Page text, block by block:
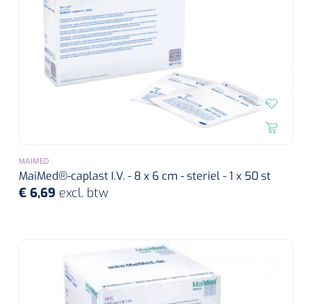
MAIMED
MaiMed®-caplast I.V. - 8 x 6 cm - steriel - 1 x 50 st
€ 6,69 excl. btw